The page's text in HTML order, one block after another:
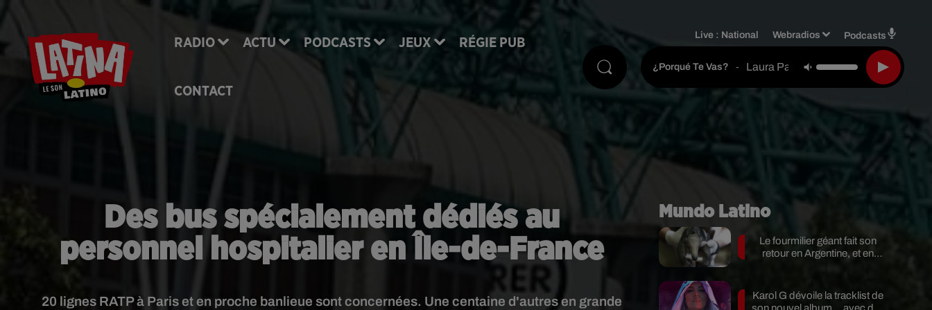
RADIO ACTU PODCASTS JEUX RÉGIE PUB
CONTACT
Live : National Webradios Podcasts
¿porqué Te Vas? - Laura Pausini
Des bus spécialement dédiés au
personnel hospitalier en Île-de-France
20 lignes RATP à Paris et en proche banlieue sont concernées. Une centaine d'autres en grande
Mundo Latino
Le fourmilier géant fait son
retour en Argentine, et en
Karol G dévoile la tracklist de
son nouvel album… avec des